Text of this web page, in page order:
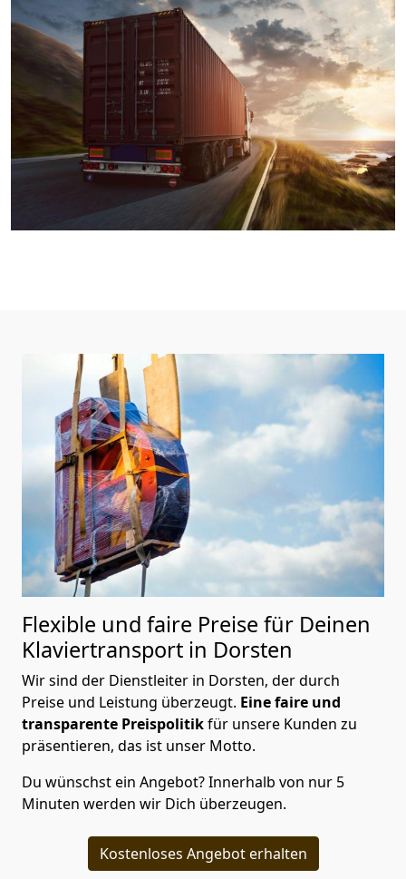
Flexible und faire Preise für Deinen
Klaviertransport in Dorsten
Wir sind der Dienstleiter in Dorsten, der durch
Preise und Leistung überzeugt. Eine faire und
transparente Preispolitikfür unsere Kunden zu
präsentieren, das ist unser Motto.
Du wünschst ein Angebot? Innerhalb von nur 5
Minuten werden wir Dich überzeugen.
Kostenloses Angebot erhalten